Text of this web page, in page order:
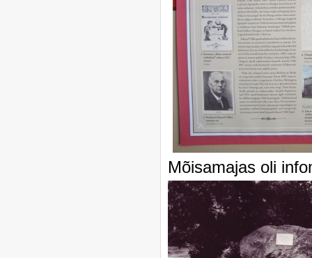
Mõisamajas oli